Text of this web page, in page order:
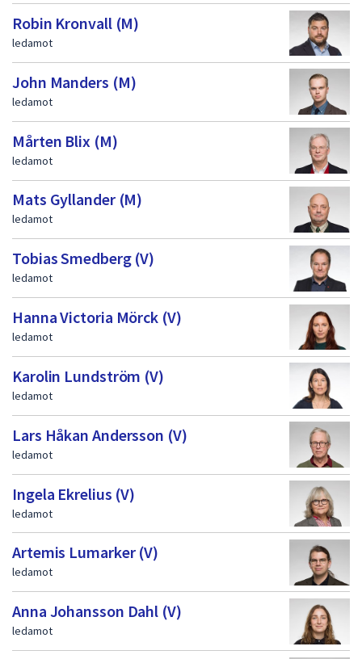
Robin Kronvall (M)
ledamot
John Manders (M)
ledamot
Mårten Blix (M)
ledamot
Mats Gyllander (M)
ledamot
Tobias Smedberg (V)
ledamot
Hanna Victoria Mörck (V)
ledamot
Karolin Lundström (V)
ledamot
Lars Håkan Andersson (V)
ledamot
Ingela Ekrelius (V)
ledamot
Artemis Lumarker (V)
ledamot
Anna Johansson Dahl (V)
ledamot